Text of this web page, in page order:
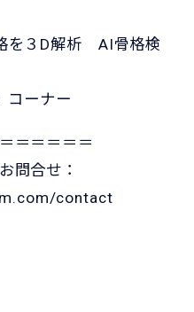
を３D解析 AI骨格検
コーナー
＝＝＝＝＝
問合せ：
contact